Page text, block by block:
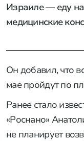
Израиле — еду
медицинские
Он добавил, что
мае пройдут по
Ранее стало
«Роснано»
не планирует